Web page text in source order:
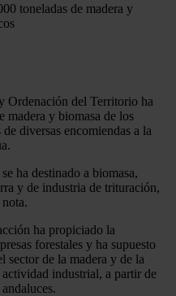
toneladas de madera y
Ordenación del Territorio ha
madera y biomasa de los
diversas encomiendas a la
ha destinado a biomasa,
y de industria de trituración,
ha propiciado la
forestales y ha supuesto
sector de la madera y de la
industrial, a partir de